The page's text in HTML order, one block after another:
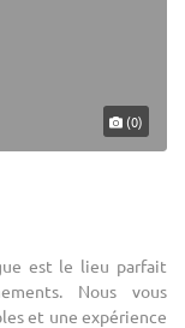
(0)
est le lieu parfait
Nous vous
et une expérience